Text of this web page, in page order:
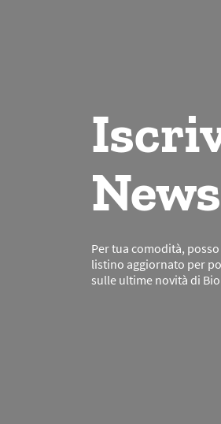
Per tua comodità,
listino aggiornato per
sulle ultime novità di